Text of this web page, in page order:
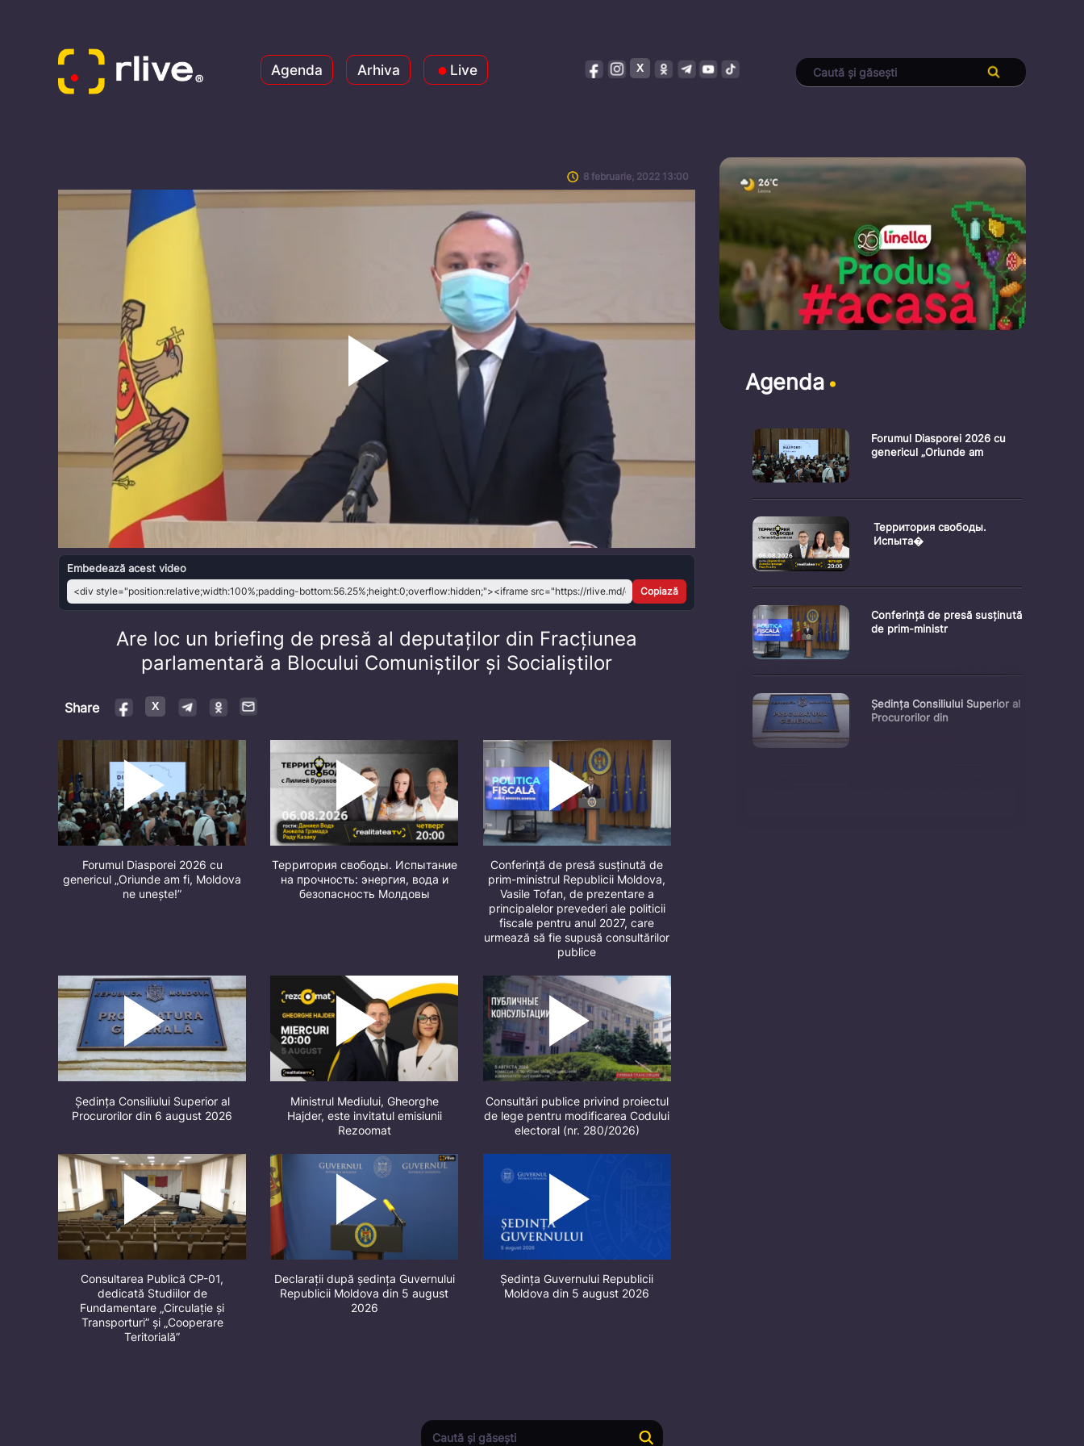
Agenda Arhiva Live
8 februarie, 2022 13:00
Play
Video
Embedează acest video
Copiază
Are loc un briefing de presă al deputaților din Fracțiunea
parlamentară a Blocului Comuniștilor și Socialiștilor
Share
Forumul Diasporei 2026 cu
genericul „Oriunde am fi, Moldova
ne unește!”
Территория свободы. Испытание
на прочность: энергия, вода и
безопасность Молдовы
Conferință de presă susținută de
prim-ministrul Republicii Moldova,
Vasile Tofan, de prezentare a
principalelor prevederi ale politicii
fiscale pentru anul 2027, care
urmează să fie supusă consultărilor
publice
Ședința Consiliului Superior al
Procurorilor din 6 august 2026
Ministrul Mediului, Gheorghe
Hajder, este invitatul emisiunii
Rezoomat
Consultări publice privind proiectul
de lege pentru modificarea Codului
electoral (nr. 280/2026)
Consultarea Publică CP-01,
dedicată Studiilor de
Fundamentare „Circulație și
Transporturi” și „Cooperare
Teritorială”
Declarații după ședința Guvernului
Republicii Moldova din 5 august
2026
Ședința Guvernului Republicii
Moldova din 5 august 2026
Agenda
Forumul Diasporei 2026 cu
genericul „Oriunde am
Территория свободы.
Испыта�
Conferință de presă susținută
de prim-ministr
Ședința Consiliului Superior al
Procurorilor din